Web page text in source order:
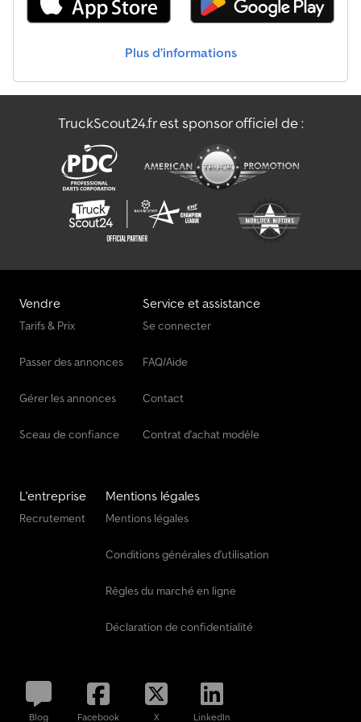
Man Tgm Poids Lourds
Man Tgs Poids Lourds
Meiller Poids Lourds
Meiller Rk Poids Lourds
Plus d’informations
TruckScout24.fr est sponsor officiel de :
Vendre
Tarifs & Prix
Passer des annonces
Gérer les annonces
Sceau de confiance
Service et assistance
Se connecter
FAQ/Aide
Contact
Contrat d'achat modèle
L'entreprise
Recrutement
Mentions légales
Mentions légales
Conditions générales d'utilisation
Règles du marché en ligne
Déclaration de confidentialité
Blog Facebook X LinkedIn